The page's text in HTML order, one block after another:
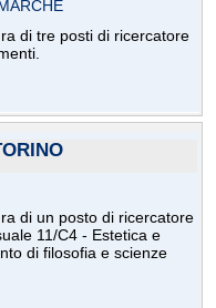
di tre posti di ricercatore
di un posto di ricercatore
11/C4 - Estetica e
di filosofia e scienze